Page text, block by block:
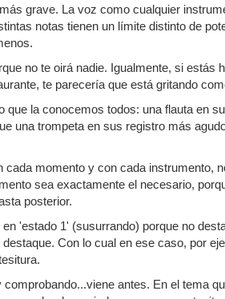
grave. La voz como cualquier
notas tienen un límite distinto de
no te oirá nadie. Igualmente, si estás
te parecería que está gritando
que la conocemos todos: una flauta en
una trompeta en sus registro más
momento y con cada instrumento,
sea exactamente el necesario,
posterior.
'estado 1' (susurrando) porque no
Con lo cual en ese caso, por
antes. En el tema